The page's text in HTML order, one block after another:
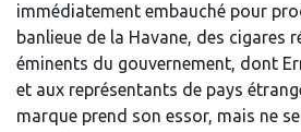
immédiatement embauché pour
banlieue de la Havane, des cigares
éminents du gouvernement, dont
et aux représentants de pays
marque prend son essor, mais ne